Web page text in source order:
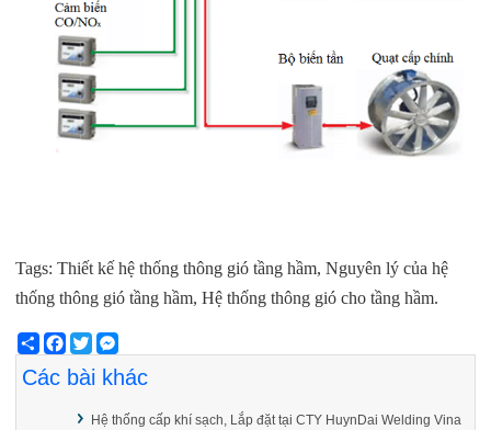
Tags: Thiết kế hệ thống thông gió tầng hầm, Nguyên lý của hệ
thống thông gió tầng hầm, Hệ thống thông gió cho tầng hầm.
ShareFacebook
Twitter
Các bài khác
Hệ thống cấp khí sạch, Lắp đặt tại CTY HuynDai Welding Vina